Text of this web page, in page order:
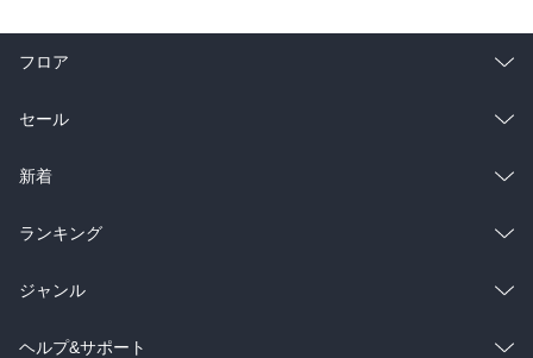
フロア
総合
ラノベ
雑誌・グラビア
BL・TL
セール
総合
ラノベ
雑誌・グラビア
BL・TL
新着
総合
ラノベ
雑誌・グラビア
ランキング
総合
ラノベ
ジャンル
コミック
ヘルプ&サポート